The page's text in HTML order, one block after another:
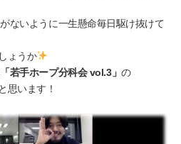
ないように一生懸命毎日駆け抜けて
ょうか
「若手ホープ分科会 vol.3」の
思います！